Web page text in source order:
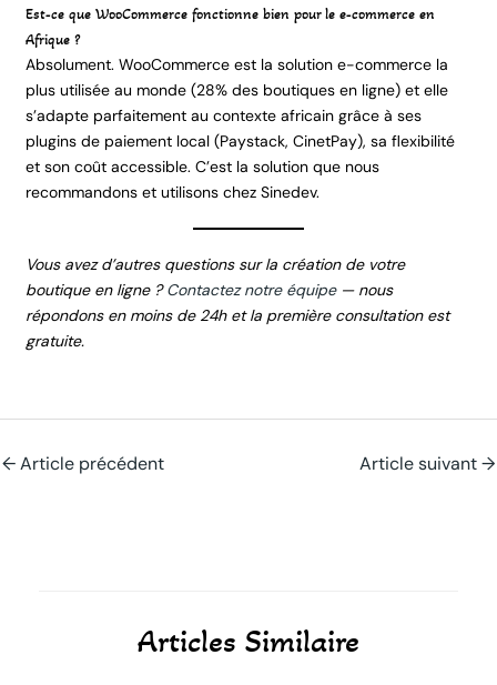
Est-ce que WooCommerce fonctionne bien pour le e-commerce en
Afrique ?
Absolument. WooCommerce est la solution e-commerce la
plus utilisée au monde (28% des boutiques en ligne) et elle
s’adapte parfaitement au contexte africain grâce à ses
plugins de paiement local (Paystack, CinetPay), sa flexibilité
et son coût accessible. C’est la solution que nous
recommandons et utilisons chez Sinedev.
Vous avez d’autres questions sur la création de votre
boutique en ligne ?Contactez notre équipe— nous
répondons en moins de 24h et la première consultation est
gratuite.
←Article précédent Article suivant→
Articles Similaire